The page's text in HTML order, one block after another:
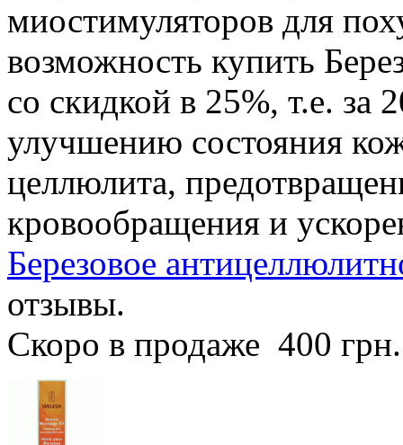
миостимуляторов для
возможность купить
со скидкой в 25%, т.е. за
улучшению состояния
целлюлита,
кровообращения и
Березовое
отзывы.
Скоро в продаже 400